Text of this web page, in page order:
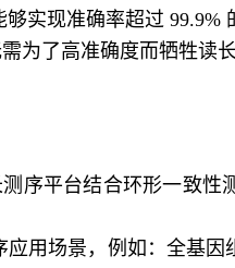
够实现准确率超过
为了高准确度而牺牲读
测序平台结合环形一致
应用场景，例如：全基